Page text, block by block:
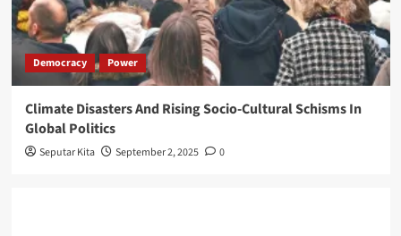
Democracy Power
Climate Disasters And Rising Socio-Cultural Schisms In
Global Politics
Seputar Kita September 2, 2025 0